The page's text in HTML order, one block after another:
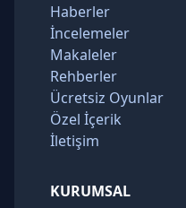
Haberler
İncelemeler
Makaleler
Rehberler
Ücretsiz Oyunlar
Özel İçerik
İletişim
KURUMSAL